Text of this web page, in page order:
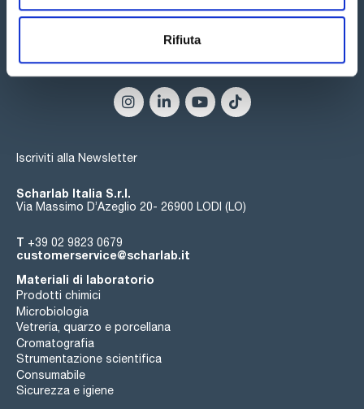
Rifiuta
ridurre al minimo l'affaticamento muscolare;
- L'esclusivo sistema di tracciamento della piastra aumenta
l'affidabilità durante l'utilizzo di micropiastre;
- L'ampia scelta di modalità di pipettaggio consente di
eseguire diverse attività di manipolazione dei liquidi in modo
rapido e semplice.
Seguici:
Iscriviti alla Newsletter
Scharlab Italia S.r.l.
Via Massimo D’Azeglio 20- 26900 LODI (LO)
T +39 02 9823 0679
customerservice@scharlab.it
Materiali di laboratorio
Prodotti chimici
Microbiologia
Vetreria, quarzo e porcellana
Cromatografia
Strumentazione scientifica
Consumabile
Sicurezza e igiene